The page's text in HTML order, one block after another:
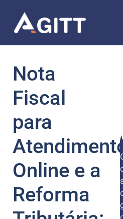
Nota
Fiscal
para
Online e a
Reforma